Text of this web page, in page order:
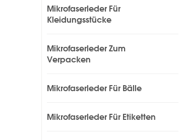
Mikrofaserleder Für
Kleidungsstücke
Mikrofaserleder Zum
Verpacken
Mikrofaserleder Für Bälle
Mikrofaserleder Für Etiketten